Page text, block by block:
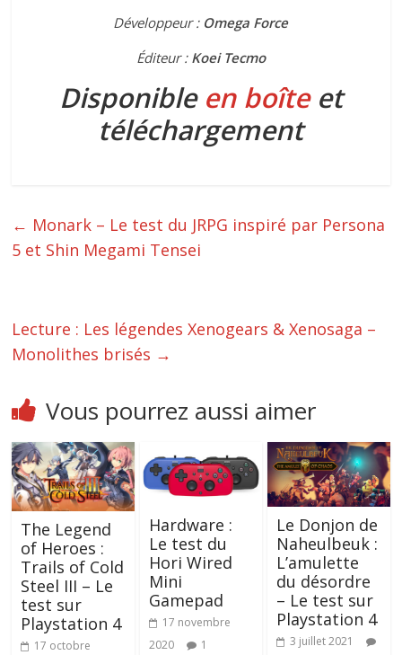
Développeur :Omega Force
Éditeur : Koei Tecmo
Disponible en boîteet
téléchargement
← Monark – Le test du JRPG inspiré par Persona
5 et Shin Megami Tensei
Lecture : Les légendes Xenogears & Xenosaga –
Monolithes brisés →
Vous pourrez aussi aimer
The Legend
of Heroes :
Trails of Cold
Steel III – Le
test sur
Playstation 4
17 octobre
Hardware :
Le test du
Hori Wired
Mini
Gamepad
17 novembre
2020
1
Le Donjon de
Naheulbeuk :
L’amulette
du désordre
– Le test sur
Playstation 4
3 juillet 2021